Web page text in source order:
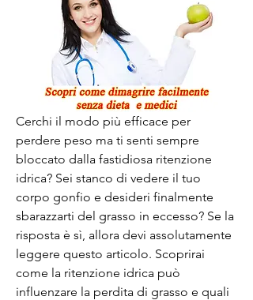
Cerchi il modo più efficace per
perdere peso ma ti senti sempre
bloccato dalla fastidiosa ritenzione
idrica? Sei stanco di vedere il tuo
corpo gonfio e desideri finalmente
sbarazzarti del grasso in eccesso? Se la
risposta è sì, allora devi assolutamente
leggere questo articolo. Scoprirai
come la ritenzione idrica può
influenzare la perdita di grasso e quali